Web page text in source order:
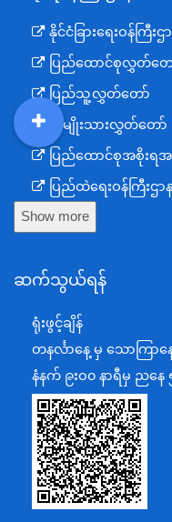
နိုင်ငံခြားရေးဝန်ကြီးဌ
ပြည်ထောင်စုလွှတ်တေ
ပြည်သူ့လွှတ်တော်
အမျိုးသားလွှတ်တော်
ပြည်ထောင်စုအစိုးရအ
ပြည်ထဲရေးဝန်ကြီးဌာန
ကာကွယ်ရေးဝန်ကြီးဌာ
စီမံကိန်း၊ဘဏ္ဍာရေးနှ
ရင်းနှီးမြှုပ်နှံမှုနှင့် နိုင်
အပြည်ပြည်ဆိုင်ရာပူးပ
ပြန်ကြားရေးဝန်ကြီးဌ
သာသနာရေးနှင့် ယဉ်ကျ
စိုက်ပျိုးရေး၊မွေးမြူရ
ပို့ဆောင်ရေးနှင့်ဆက်သွ
သယံဇာတနှင့်ပတ်ဝန်းက
Show more
ဆက်သွယ်ရန်
ရုံးဖွင့်ချိန်
တနင်္လာနေ့ မှ သောကြာ
နံနက် ၉းဝ၀ နာရီမှ ညနေ
DDM